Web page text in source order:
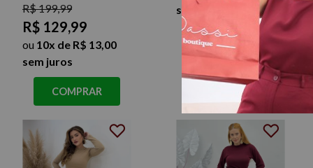
R$ 199,99
R$ 129,99
ou 10x de R$ 13,00
sem juros
COMPRAR
sem juros
COMPRAR